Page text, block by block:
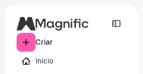
Criar
Início